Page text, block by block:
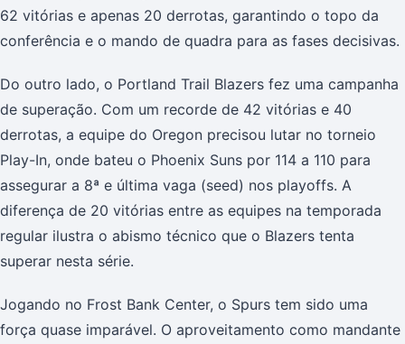
62 vitórias e apenas 20 derrotas, garantindo o topo da
conferência e o mando de quadra para as fases decisivas.
Do outro lado, o Portland Trail Blazers fez uma campanha
de superação. Com um recorde de 42 vitórias e 40
derrotas, a equipe do Oregon precisou lutar no torneio
Play-In, onde bateu o Phoenix Suns por 114 a 110 para
assegurar a 8ª e última vaga (seed) nos playoffs. A
diferença de 20 vitórias entre as equipes na temporada
regular ilustra o abismo técnico que o Blazers tenta
superar nesta série.
Jogando no Frost Bank Center, o Spurs tem sido uma
força quase imparável. O aproveitamento como mandante